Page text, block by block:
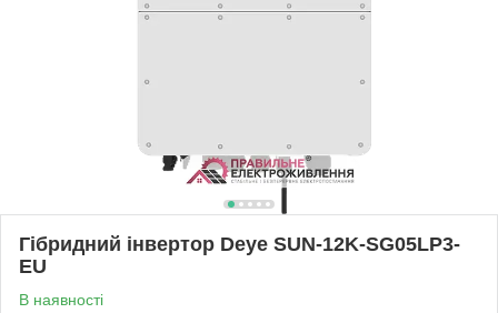
Гібридний інвертор Deye SUN-12K-SG05LP3-
EU
В наявності